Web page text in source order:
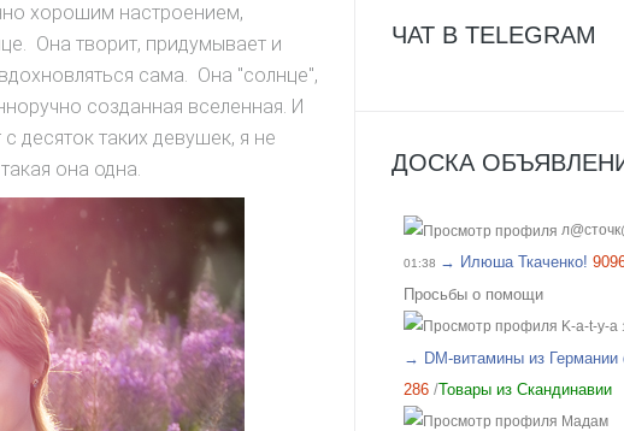
хорошим настроением,
Она творит, придумывает и
сама. Она "солнце",
созданная вселенная. И
десяток таких девушек, я не
она одна.
идет приятное охлаждение.
подарочек и что получилось
Отличный организатор,
поможет с выбором!
ЧАТ В TELEGRAM
ДОСКА
01:38 → Илюша Ткаченко!
Просьбы о помощи
K-a-t-y-a
→ DM-витамины из Германии
286 /Товары из Скандинавии
Мадам